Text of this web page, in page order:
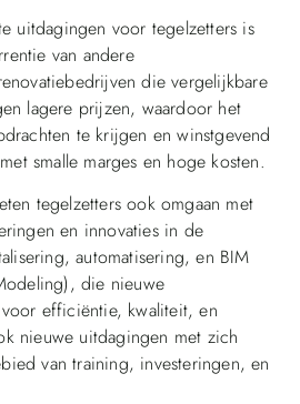
uitdagingen voor tegelzetters is
van andere
die vergelijkbare
lagere prijzen, waardoor het
te krijgen en winstgevend
smalle marges en hoge kosten.
tegelzetters ook omgaan met
en innovaties in de
automatisering, en BIM
die nieuwe
efficiëntie, kwaliteit, en
nieuwe uitdagingen met zich
van training, investeringen, en